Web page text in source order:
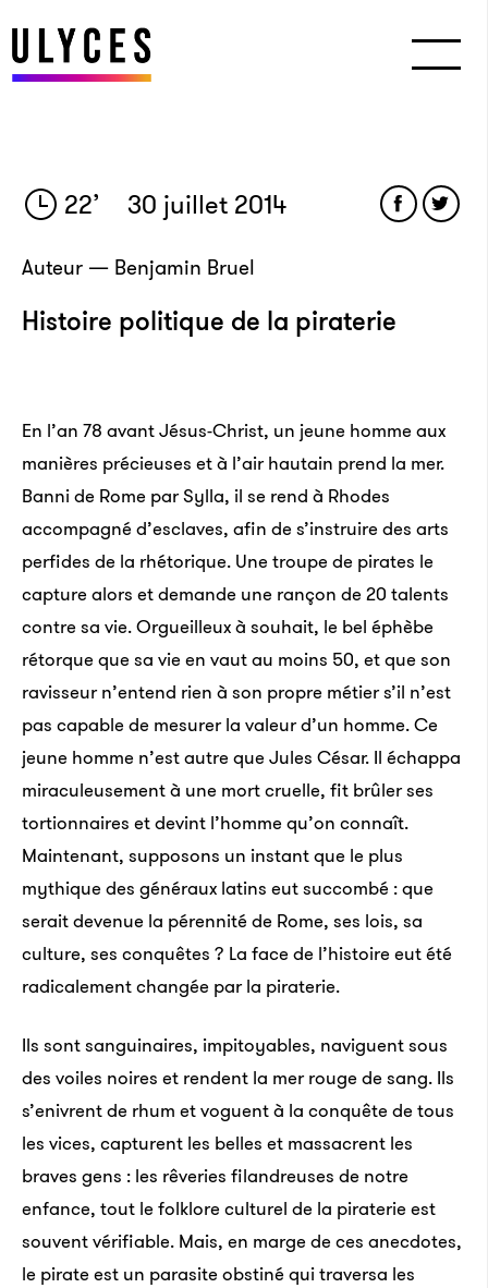
22’ 30 juillet 2014
Auteur — Benjamin Bruel
Histoire politique de la piraterie
En l’an 78 avant Jésus-Christ, un jeune homme aux
manières précieuses et à l’air hautain prend la mer.
Banni de Rome par Sylla, il se rend à Rhodes
accompagné d’esclaves, afin de s’instruire des arts
perfides de la rhétorique. Une troupe de pirates le
capture alors et demande une rançon de 20 talents
contre sa vie. Orgueilleux à souhait, le bel éphèbe
rétorque que sa vie en vaut au moins 50, et que son
ravisseur n’entend rien à son propre métier s’il n’est
pas capable de mesurer la valeur d’un homme. Ce
jeune homme n’est autre que Jules César. Il échappa
miraculeusement à une mort cruelle, fit brûler ses
tortionnaires et devint l’homme qu’on connaît.
Maintenant, supposons un instant que le plus
mythique des généraux latins eut succombé : que
serait devenue la pérennité de Rome, ses lois, sa
culture, ses conquêtes ? La face de l’histoire eut été
radicalement changée par la piraterie.
Ils sont sanguinaires, impitoyables, naviguent sous
des voiles noires et rendent la mer rouge de sang. Ils
s’enivrent de rhum et voguent à la conquête de tous
les vices, capturent les belles et massacrent les
braves gens : les rêveries filandreuses de notre
enfance, tout le folklore culturel de la piraterie est
souvent vérifiable. Mais, en marge de ces anecdotes,
le pirate est un parasite obstiné qui traversa les